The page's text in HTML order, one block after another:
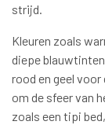
strijd.
Kleuren zoals
diepe
rood en geel
om de sfeer van
zoals een tipi